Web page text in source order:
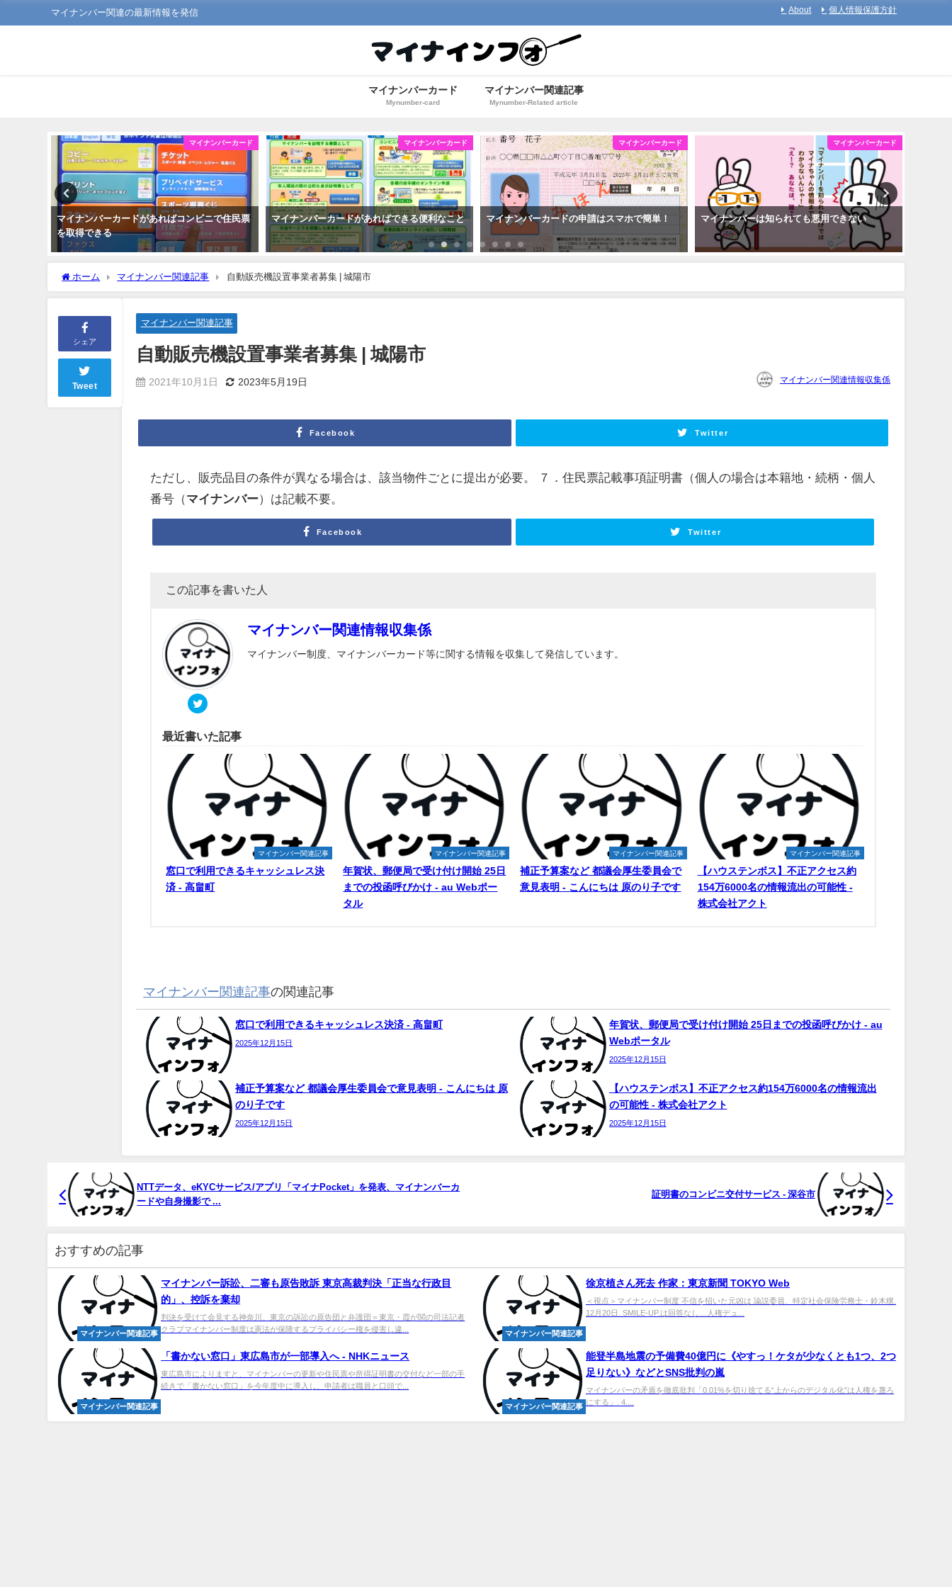
マイナンバー関連の最新情報を発信 About 個人情報保護方針
マイナンバーカード
Mynumber-card
マイナンバー関連記事
Mynumber-Related article
マイナンバーカード
マイナンバーカードがあればコンビニで住民票
を取得できる
マイナンバーカード
マイナンバーカードがあればできる便利なこと
マイナンバーカード
マイナンバーカードの申請はスマホで簡単！
マイナンバーカード
マイナンバーは知られても悪用できない
ホーム マイナンバー関連記事 自動販売機設置事業者募集 | 城陽市
シェア
Tweet
マイナンバー関連記事
自動販売機設置事業者募集 | 城陽市
2021年10月1日 2023年5月19日 マイナンバー関連情報収集係
Facebook Twitter
ただし、販売品目の条件が異なる場合は、該当物件ごとに提出が必要。 ７．住民票記載事項証明書（個人の場合は本籍地・続柄・個人
番号（マイナンバー）は記載不要。
Facebook Twitter
この記事を書いた人
マイナンバー関連情報収集係
マイナンバー制度、マイナンバーカード等に関する情報を収集して発信しています。
最近書いた記事
マイナンバー関連記事
窓口で利用できるキャッシュレス決
済 - 高畠町
マイナンバー関連記事
年賀状、郵便局で受け付け開始 25日
までの投函呼びかけ - au Webポー
タル
マイナンバー関連記事
補正予算案など 都議会厚生委員会で
意見表明 - こんにちは 原のり子です
マイナンバー関連記事
【ハウステンボス】不正アクセス約
154万6000名の情報流出の可能性 -
株式会社アクト
マイナンバー関連記事の関連記事
窓口で利用できるキャッシュレス決済 - 高畠町
2025年12月15日
年賀状、郵便局で受け付け開始 25日までの投函呼びかけ - au
Webポータル
2025年12月15日
補正予算案など 都議会厚生委員会で意見表明 - こんにちは 原
のり子です
2025年12月15日
【ハウステンボス】不正アクセス約154万6000名の情報流出
の可能性 - 株式会社アクト
2025年12月15日
NTTデータ、eKYCサービス/アプリ「マイナPocket」を発表、 マイナンバーカ
ードや自身撮影で ...
証明書のコンビニ交付サービス - 深谷市
おすすめの記事
マイナンバー関連記事
マイナンバー訴訟、二審も原告敗訴 東京高裁判決「正当な行政目
的」、控訴を棄却
判決を受けて会見する神奈川、東京の訴訟の原告団と弁護団＝東京・霞が関の司法記者
クラブマイナンバー制度は憲法が保障するプライバシー権を侵害し違...
マイナンバー関連記事
徐京植さん死去 作家：東京新聞 TOKYO Web
＜視点＞マイナンバー制度 不信を招いた元凶は 論説委員、特定社会保険労務士・鈴木穣.
12月20日. SMILE-UP.は回答なし…人権デュ...
マイナンバー関連記事
「書かない窓口」東広島市が一部導入へ - NHKニュース
東広島市によりますと、マイナンバーの更新や住民票や所得証明書の交付など一部の手
続きで「書かない窓口」を今年度中に導入し、申請者は職員と口頭で...
マイナンバー関連記事
能登半島地震の予備費40億円に《やすっ！ケタが少なくとも1つ、2つ
足りない》などとSNS批判の嵐
マイナンバーの矛盾を徹底批判「0.01%を切り捨てる“上からのデジタル化”は人権を蔑ろ
にする」. 4....